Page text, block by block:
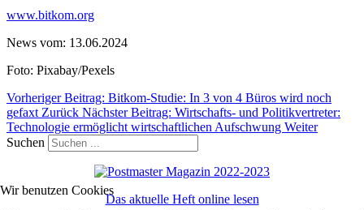
www.bitkom.org
News vom: 13.06.2024
Foto: Pixabay/Pexels
Vorheriger Beitrag: Bitkom-Studie: In 3 von 4 Büros wird noch
gefaxt Zurück Nächster Beitrag: Wirtschafts- und Politikvertreter:
Technologie ermöglicht wirtschaftlichen Aufschwung Weiter
Suchen
Das aktuelle Heft online lesen
Wir benutzen Cookies